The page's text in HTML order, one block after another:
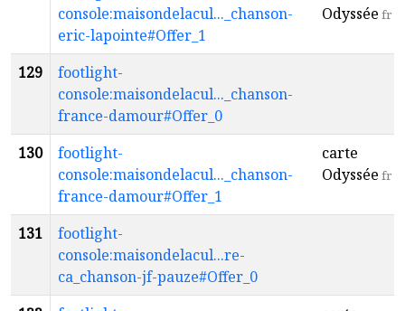
console:maisondelacul..._chanson-
eric-lapointe#Offer_1
Odyssée fr
129
footlight-
console:maisondelacul..._chanson-
france-damour#Offer_0
130
footlight-
console:maisondelacul..._chanson-
france-damour#Offer_1
carte
Odyssée fr
131
footlight-
console:maisondelacul...re-
ca_chanson-jf-pauze#Offer_0